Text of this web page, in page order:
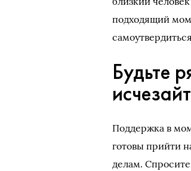
подходящий
Будьте
Поддержка в
готовы прийти
делам.